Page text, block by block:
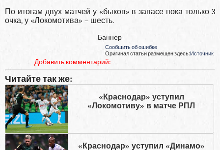
По итогам двух матчей у «быков» в запасе пока только 3
очка, у «Локомотива» – шесть.
Баннер
Сообщить об ошибке
Оригинал статьи размещен здесь:Источник
Добавить комментарий:
Читайте так же:
«Краснодар» уступил
«Локомотиву» в матче РПЛ
«Краснодар» уступил «Динамо»